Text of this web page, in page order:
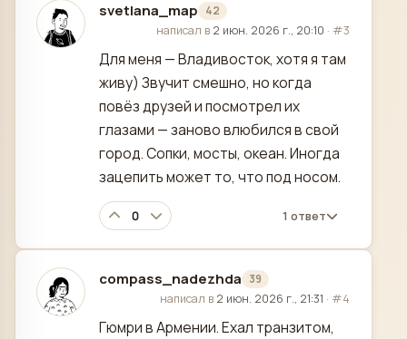
svetlana_map 42
отредактировано
написал в 2 июн. 2026 г., 20:10 · #3
Для меня — Владивосток, хотя я там
живу) Звучит смешно, но когда
повёз друзей и посмотрел их
глазами — заново влюбился в свой
город. Сопки, мосты, океан. Иногда
зацепить может то, что под носом.
0 1 ответ
compass_nadezhda 39
отредактировано
написал в 2 июн. 2026 г., 21:31 · #4
Гюмри в Армении. Ехал транзитом,